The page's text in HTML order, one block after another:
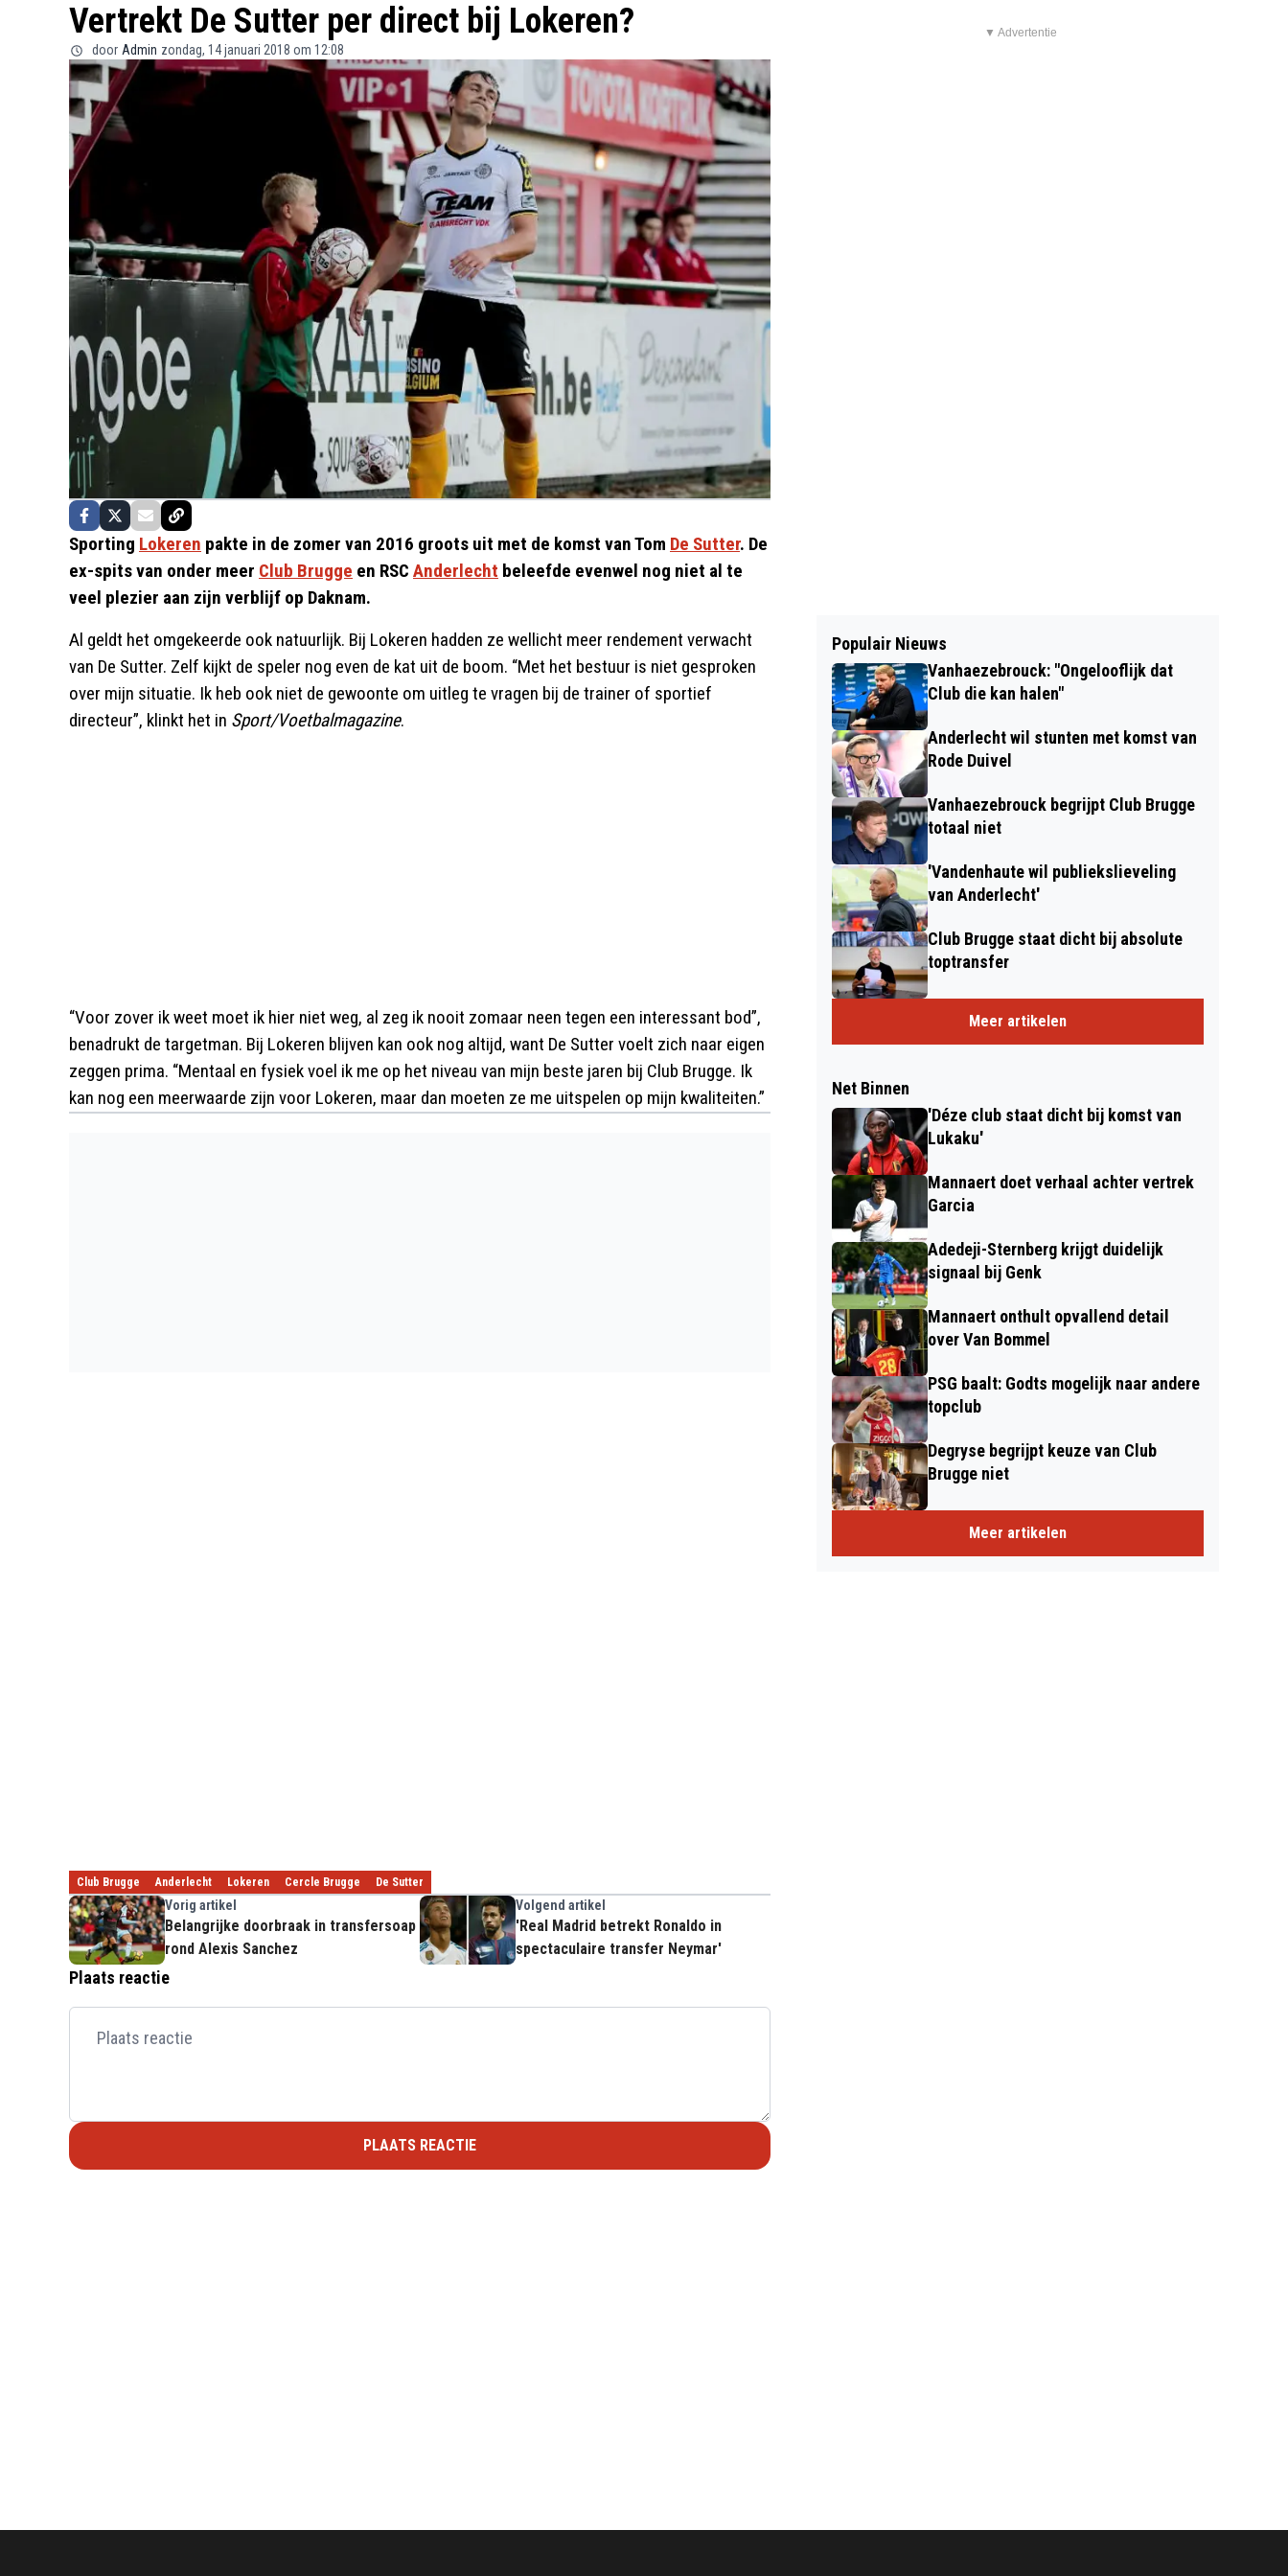
Vertrekt De Sutter per direct bij Lokeren?
door Admin zondag, 14 januari 2018 om 12:08
Sporting Lokeren pakte in de zomer van 2016 groots uit met de komst van Tom De Sutter. De
ex-spits van onder meer Club Brugge en RSC Anderlecht beleefde evenwel nog niet al te
veel plezier aan zijn verblijf op Daknam.
Al geldt het omgekeerde ook natuurlijk. Bij Lokeren hadden ze wellicht meer rendement verwacht
van De Sutter. Zelf kijkt de speler nog even de kat uit de boom. “Met het bestuur is niet gesproken
over mijn situatie. Ik heb ook niet de gewoonte om uitleg te vragen bij de trainer of sportief
directeur”, klinkt het in Sport/Voetbalmagazine.
“Voor zover ik weet moet ik hier niet weg, al zeg ik nooit zomaar neen tegen een interessant bod”,
benadrukt de targetman. Bij Lokeren blijven kan ook nog altijd, want De Sutter voelt zich naar eigen
zeggen prima. “Mentaal en fysiek voel ik me op het niveau van mijn beste jaren bij Club Brugge. Ik
kan nog een meerwaarde zijn voor Lokeren, maar dan moeten ze me uitspelen op mijn kwaliteiten.”
Club Brugge Anderlecht Lokeren Cercle Brugge De Sutter
Vorig artikel
Belangrijke doorbraak in transfersoap
rond Alexis Sanchez
Volgend artikel
'Real Madrid betrekt Ronaldo in
spectaculaire transfer Neymar'
Plaats reactie
PLAATS REACTIE
▼ Advertentie
Populair Nieuws
Vanhaezebrouck: "Ongelooflijk dat
Club die kan halen"
Anderlecht wil stunten met komst van
Rode Duivel
Vanhaezebrouck begrijpt Club Brugge
totaal niet
'Vandenhaute wil publiekslieveling
van Anderlecht'
Club Brugge staat dicht bij absolute
toptransfer
Meer artikelen
Net Binnen
'Déze club staat dicht bij komst van
Lukaku'
Mannaert doet verhaal achter vertrek
Garcia
Adedeji-Sternberg krijgt duidelijk
signaal bij Genk
Mannaert onthult opvallend detail
over Van Bommel
PSG baalt: Godts mogelijk naar andere
topclub
Degryse begrijpt keuze van Club
Brugge niet
Meer artikelen